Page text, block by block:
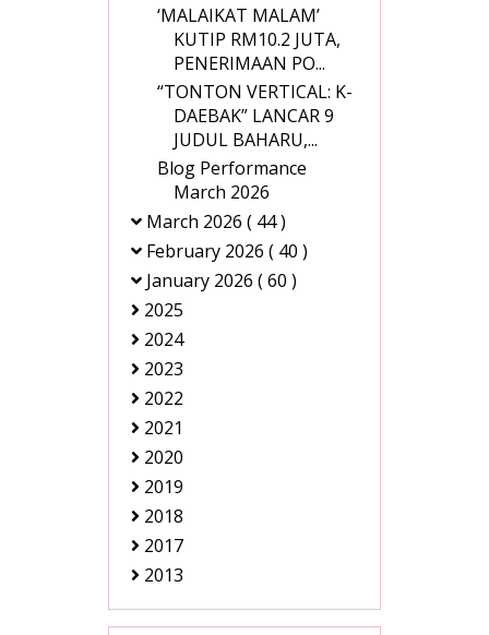
‘MALAIKAT MALAM’
KUTIP RM10.2 JUTA,
PENERIMAAN PO...
“TONTON VERTICAL: K-
DAEBAK” LANCAR 9
JUDUL BAHARU,...
Blog Performance
March 2026
March 2026 ( 44 )
February 2026 ( 40 )
January 2026 ( 60 )
2025
2024
2023
2022
2021
2020
2019
2018
2017
2013